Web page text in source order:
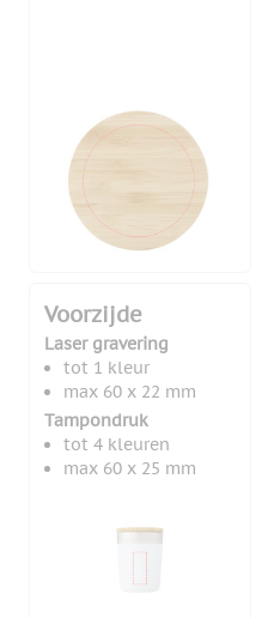
Voorzijde
Laser gravering
tot 1 kleur
max 60 x 22 mm
Tampondruk
tot 4 kleuren
max 60 x 25 mm